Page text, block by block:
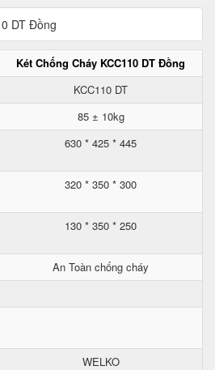
Két Chống Cháy KCC110 DT Đồng
KCC110 DT
85 ± 10kg
630 * 425 * 445
320 * 350 * 300
130 * 350 * 250
An Toàn chống cháy
WELKO